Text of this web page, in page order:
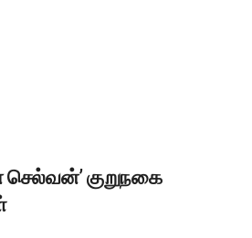
குறுநகை